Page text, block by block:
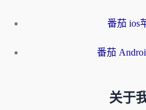
番茄 ios
番茄
关于